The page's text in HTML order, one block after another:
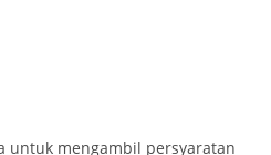
untuk mengambil persyaratan